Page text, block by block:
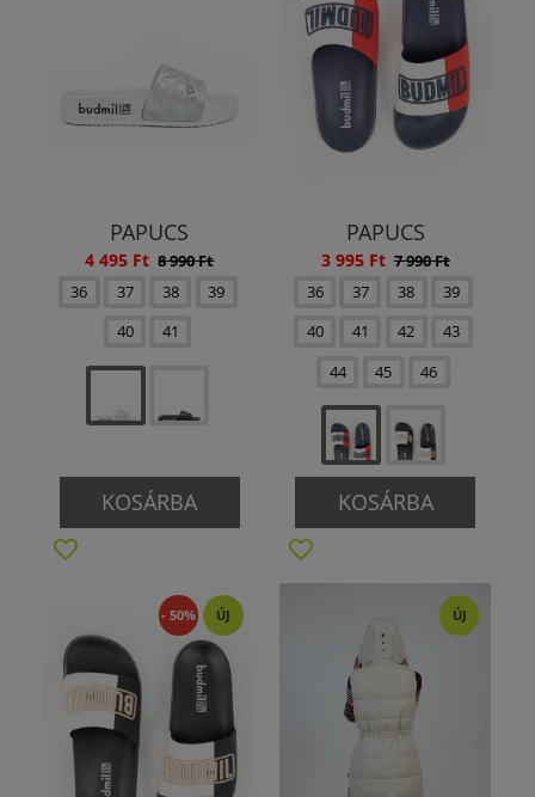
PAPUCS
4 495 Ft 8 990 Ft
36
37 38
39
40
41
KOSÁRBA
PAPUCS
3 995 Ft 7 990 Ft
36
37 38
39
40
41 42
43
44
45 46
KOSÁRBA
- 50% ÚJ ÚJ